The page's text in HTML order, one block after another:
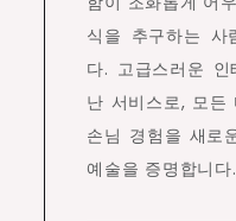
식을 추구하는 사
다. 고급스러운
난 서비스로, 모든
손님 경험을 새로
예술을 증명합니다.